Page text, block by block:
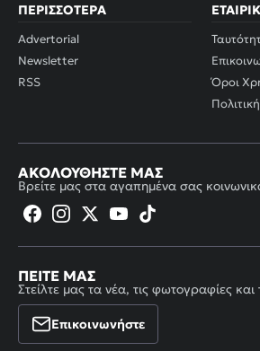
ΠΕΡΙΣΣΌΤΕΡΑ
Advertorial
Newsletter
RSS
Όροι
ΑΚΟΛΟΥΘΉΣΤΕ ΜΑΣ
Βρείτε μας στα αγαπημένα σας
ΠΕΊΤΕ ΜΑΣ
Στείλτε μας τα νέα, τις φωτογραφίες
Επικοινωνήστε